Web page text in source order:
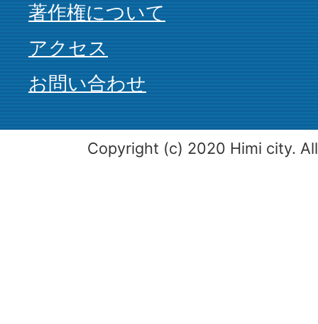
著作権について
アクセス
お問い合わせ
Copyright (c) 2020 Himi city.